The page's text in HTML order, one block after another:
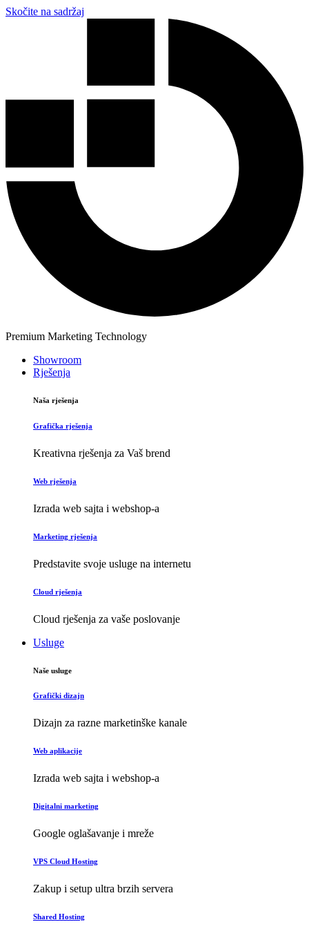
Skočite na sadržaj
Premium Marketing Technology
Showroom
Rješenja
Naša rješenja
Grafička rješenja
Kreativna rješenja za Vaš brend
Web rješenja
Izrada web sajta i webshop-a
Marketing rješenja
Predstavite svoje usluge na internetu
Cloud rješenja
Cloud rješenja za vaše poslovanje
Usluge
Naše usluge
Grafički dizajn
Dizajn za razne marketinške kanale
Web aplikacije
Izrada web sajta i webshop-a
Digitalni marketing
Google oglašavanje i mreže
VPS Cloud Hosting
Zakup i setup ultra brzih servera
Shared Hosting